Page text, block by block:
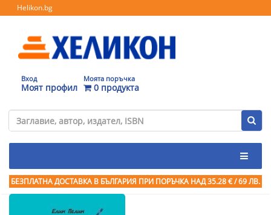
Helikon.bg
Вход
Моят профил
Моята поръчка
0 продукта
БЕЗПЛАТНА ДОСТАВКА В БЪЛГАРИЯ ПРИ ПОРЪЧКА НАД 35.28 € / 69 ЛВ.